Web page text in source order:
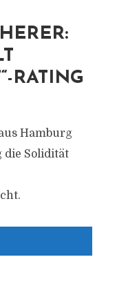
RATING
Hamburg
die Solidität